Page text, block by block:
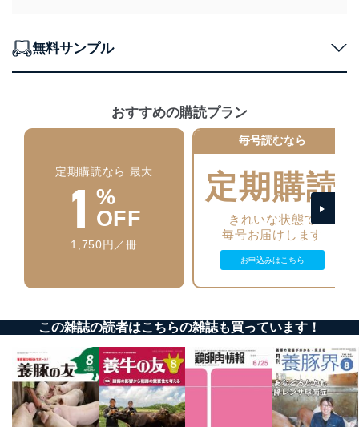
当社は、個人情報の正確性及び安全性を確保するため
アクセス制御
個人データを取り扱うことのできる機器及び当該
機器を取り扱う従業者を明確化し、 個人データへ
アクセス者の識別と認証
機器に標準装備されているユーザー制御機能（ユ
ーザーアカウント制御）により、個人情報データ
ベース等を取り扱う情報システムを使用する従業
者を識別・認証しています。
外部からの不正アクセス等の防止
個人データを取り扱う機器等にセキュリティ対策
により、これを最新状態としています。
情報システムの使用に伴う漏洩等の防止
メール等により個人データの含まれるファイルを
送信する場合に、当該ファイルへのパスワードを
無料サンプル
おすすめの購読プラン
定期購読なら 最大
1 %
OFF
1,750円／冊
毎号読むなら
定期購読
きれいな状態で
毎号お届けします
お申込みはこちら
この雑誌の読者はこちらの雑誌も買っています！